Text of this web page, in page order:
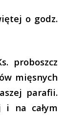
o godz.
proboszcz
mięsnych
parafii.
i na całym